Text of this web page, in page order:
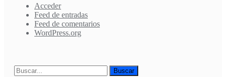
Acceder
Feed de entradas
Feed de comentarios
WordPress.org